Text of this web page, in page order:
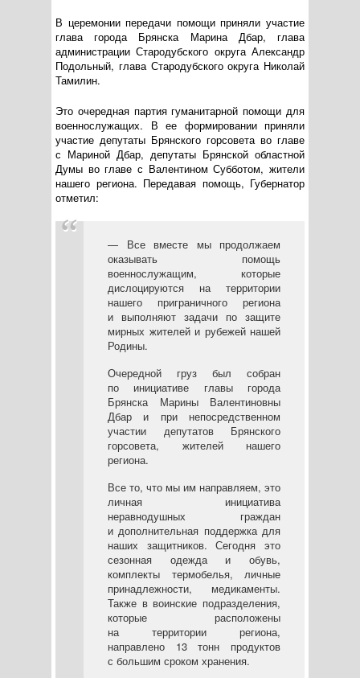
В церемонии передачи помощи приняли участие
глава города Брянска Марина Дбар, глава
администрации Стародубского округа Александр
Подольный, глава Стародубского округа Николай
Тамилин.
Это очередная партия гуманитарной помощи для
военнослужащих. В ее формировании приняли
участие депутаты Брянского горсовета во главе
с Мариной Дбар, депутаты Брянской областной
Думы во главе с Валентином Субботом, жители
нашего региона. Передавая помощь, Губернатор
отметил:
— Все вместе мы продолжаем
оказывать помощь
военнослужащим, которые
дислоцируются на территории
нашего приграничного региона
и выполняют задачи по защите
мирных жителей и рубежей нашей
Родины.
Очередной груз был собран
по инициативе главы города
Брянска Марины Валентиновны
Дбар и при непосредственном
участии депутатов Брянского
горсовета, жителей нашего
региона.
Все то, что мы им направляем, это
личная инициатива
неравнодушных граждан
и дополнительная поддержка для
наших защитников. Сегодня это
сезонная одежда и обувь,
комплекты термобелья, личные
принадлежности, медикаменты.
Также в воинские подразделения,
которые расположены
на территории региона,
направлено 13 тонн продуктов
с большим сроком хранения.